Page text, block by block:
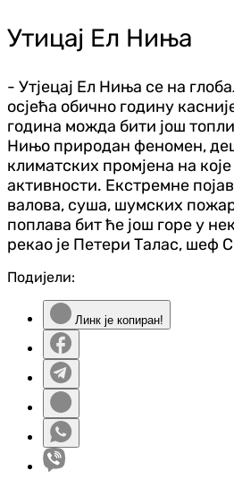
Утицај Ел Ниња
- Утјецај Ел Ниња се на
осјећа обично годину
година можда бити још
Нињо природан феномен,
климатских промјена на
активности. Екстремне
валова, суша, шумских
поплава бит ће још горе у
рекао је Петери Талас, шеф
Подијели:
Линк је копиран!